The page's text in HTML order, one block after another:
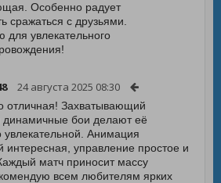
Особенно радует
сражаться с друзьями.
для увлекательного
24 августа 2025 08:30
отличная! Захватывающий
динамичные бои делают её
увлекательной. Анимация
интересная, управление простое и
матч приносит массу
всем любителям ярких